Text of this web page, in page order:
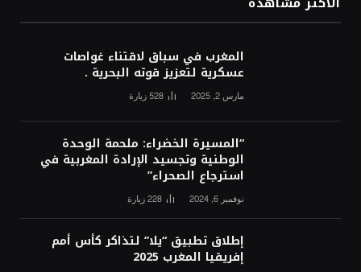
المغرب في سباق لاقتناء غواصات
عسكرية لتعزيز قوته البحرية .
مارس 2, 2025 528 زيارة
“المسيرة الخضراء: ملحمة الوحدة
الوطنية وتجسيد الإرادة المغربية في
استرجاع الصحراء”
نوفمبر 6, 2024 228زيارة
إطلاق تطبيق “يلا” لتذاكر كأس أمم
إفريقيا المغرب 2025